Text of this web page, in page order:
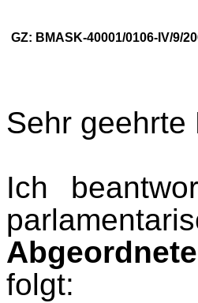
GZ: BMASK-40001/0106-IV/9/
Sehr geehrte
Ich
folgt: